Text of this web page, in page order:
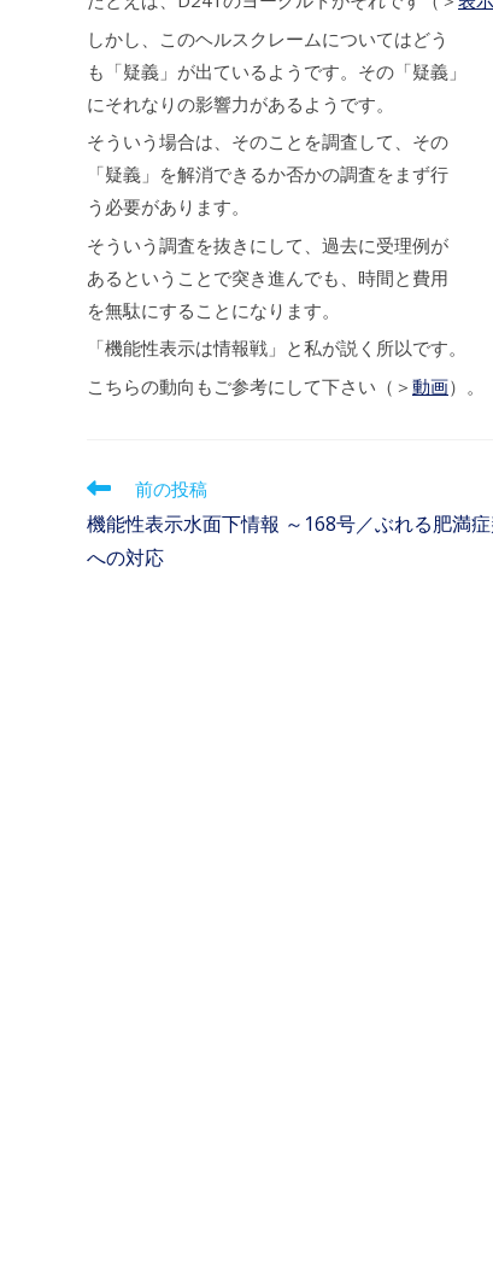
しかし、このヘルスクレームについてはどう
も「疑義」が出ているようです。その「疑義」
にそれなりの影響力があるようです。
そういう場合は、そのことを調査して、その
「疑義」を解消できるか否かの調査をまず行
う必要があります。
そういう調査を抜きにして、過去に受理例が
あるということで突き進んでも、時間と費用
を無駄にすることになります。
「機能性表示は情報戦」と私が説く所以です。
こちらの動向もご参考にして下さい（＞ 動画）。
前の投稿
機能性表示水面下情報 ～168号／ぶれる肥満
への対応